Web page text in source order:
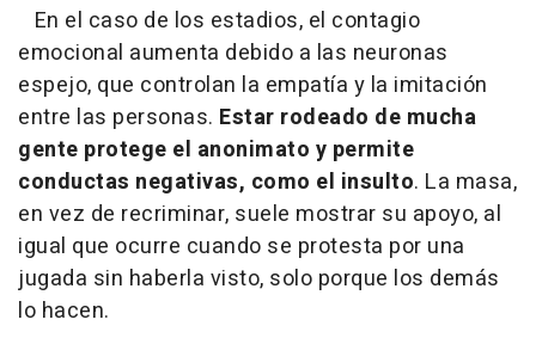
En el caso de los estadios, el contagio
emocional aumenta debido a las neuronas
espejo, que controlan la empatía y la imitación
entre las personas. Estar rodeado de mucha
gente protege el anonimato y permite
conductas negativas, como el insulto. La masa,
en vez de recriminar, suele mostrar su apoyo, al
igual que ocurre cuando se protesta por una
jugada sin haberla visto, solo porque los demás
lo hacen.